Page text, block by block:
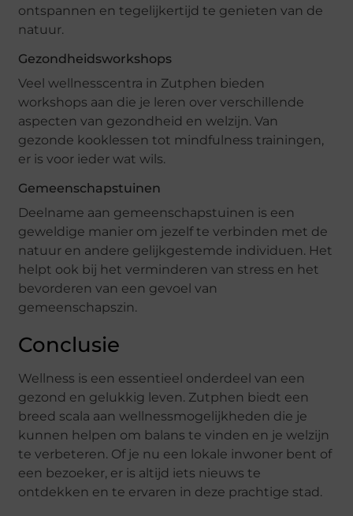
ontspannen en tegelijkertijd te genieten van de
natuur.
Gezondheidsworkshops
Veel wellnesscentra in Zutphen bieden
workshops aan die je leren over verschillende
aspecten van gezondheid en welzijn. Van
gezonde kooklessen tot mindfulness trainingen,
er is voor ieder wat wils.
Gemeenschapstuinen
Deelname aan gemeenschapstuinen is een
geweldige manier om jezelf te verbinden met de
natuur en andere gelijkgestemde individuen. Het
helpt ook bij het verminderen van stress en het
bevorderen van een gevoel van
gemeenschapszin.
Conclusie
Wellness is een essentieel onderdeel van een
gezond en gelukkig leven. Zutphen biedt een
breed scala aan wellnessmogelijkheden die je
kunnen helpen om balans te vinden en je welzijn
te verbeteren. Of je nu een lokale inwoner bent of
een bezoeker, er is altijd iets nieuws te
ontdekken en te ervaren in deze prachtige stad.